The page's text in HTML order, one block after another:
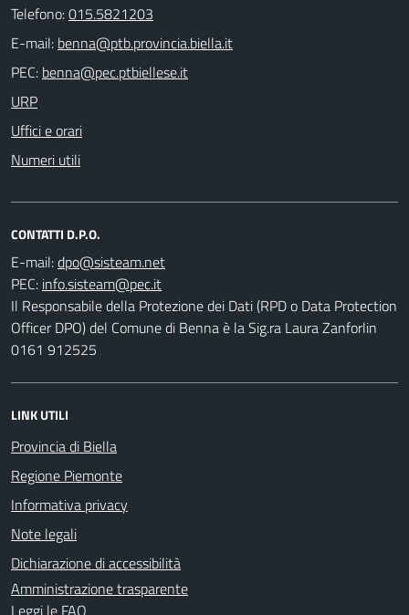
Telefono:015.5821203
E-mail:
PEC:
URP
Uffici e orari
Numeri utili
CONTATTI D.P.O.
E-mail:
PEC:
Il Responsabile della Protezione dei Dati (RPD o Data Protection
Officer DPO) del Comune di Benna è la Sig.ra Laura Zanforlin
0161 912525
LINK UTILI
Provincia di Biella
Regione Piemonte
Informativa privacy
Note legali
Dichiarazione di accessibilità
Amministrazione trasparente
Leggi le FAQ